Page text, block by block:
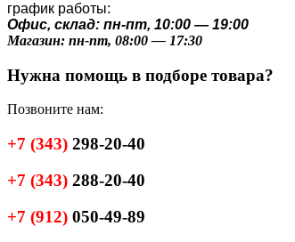
график работы:
Офис, склад: пн-пт, 10:00 — 19:00
Магазин: пн-пт, 08:00 — 17:30
Нужна помощь в подборе товара?
Позвоните нам:
+7 (343) 298-20-40
+7 (343) 288-20-40
+7 (912) 050-49-89